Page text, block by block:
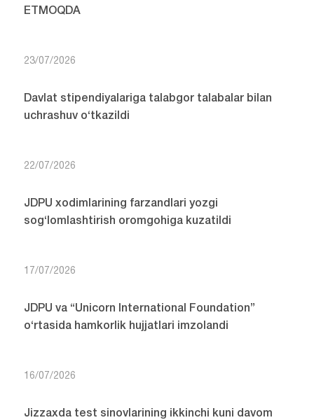
ETMOQDA
23/07/2026
Davlat stipendiyalariga talabgor talabalar bilan
uchrashuv o‘tkazildi
22/07/2026
JDPU xodimlarining farzandlari yozgi
sog‘lomlashtirish oromgohiga kuzatildi
17/07/2026
JDPU va “Unicorn International Foundation”
o‘rtasida hamkorlik hujjatlari imzolandi
16/07/2026
Jizzaxda test sinovlarining ikkinchi kuni davom